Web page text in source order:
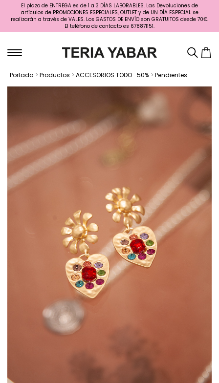
El plazo de ENTREGA es de 1 a 3 DÍAS LABORABLES. Las Devoluciones de
artículos de PROMOCIONES ESPECIALES, OUTLET y de UN DÍA ESPECIAL se
realizarán a través de VALES. Los GASTOS DE ENVÍO son GRATUITOS desde 70€.
El teléfono de contacto es 678871151.
Portada > Productos > ACCESORIOS TODO -50% > Pendientes